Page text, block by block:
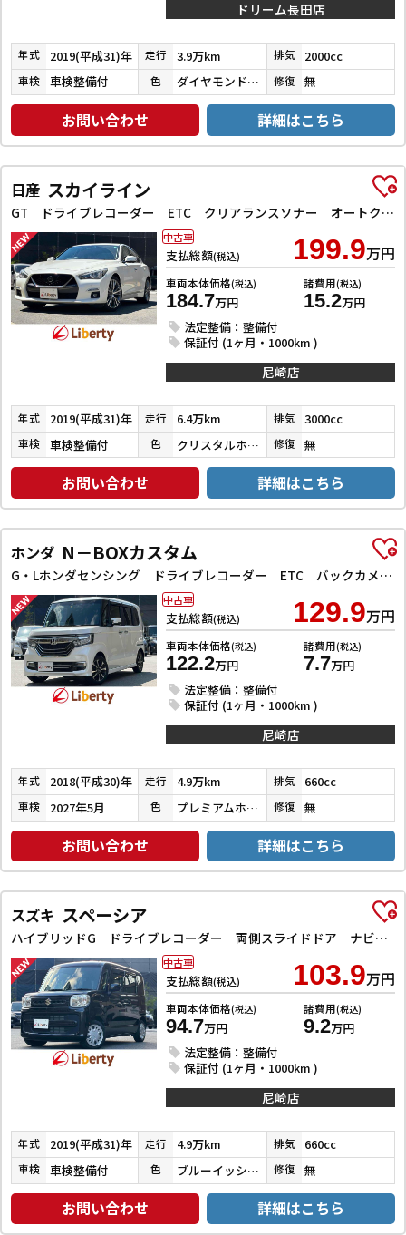
ドリーム長田店
年式 2019(平成31)年 走行 3.9万km 排気 2000cc
車検 車検整備付 色 ダイヤモンドブラックパール 修復 無
お問い合わせ 詳細はこちら
日産 スカイライン
GT ドライブレコーダー ETC クリアランスソナー オートクルーズコントロール 衝突被害軽減システム 全周囲カメラ ナビ TV アルミホイール オートライト LEDヘッドランプ サンルーフ AT
支払総額(税込) 199.9万円
車両本体価格(税込)
184.7万円
諸費用(税込)
15.2万円
法定整備：整備付
保証付 (1ヶ月・1000km )
中古車
尼崎店
年式 2019(平成31)年 走行 6.4万km 排気 3000cc
車検 車検整備付 色 クリスタルホワイトパール３コートパール 修復 無
お問い合わせ 詳細はこちら
ホンダ N－BOXカスタム
G・Lホンダセンシング ドライブレコーダー ETC バックカメラ 両側スライド・片側電動 ナビ TV クリアランスソナー オートクルーズコントロール レーンアシスト 衝突被害軽減システム オートライト スマートキー
支払総額(税込) 129.9万円
車両本体価格(税込)
122.2万円
諸費用(税込)
7.7万円
法定整備：整備付
保証付 (1ヶ月・1000km )
中古車
尼崎店
年式 2018(平成30)年 走行 4.9万km 排気 660cc
車検 2027年5月 色 プレミアムホワイトパールⅡ 修復 無
お問い合わせ 詳細はこちら
スズキ スペーシア
ハイブリッドG ドライブレコーダー 両側スライドドア ナビ TV オートライト スマートキー アイドリングストップ 電動格納ミラー ベンチシート CVT ABS ESC CD エアコン パワーウィンドウ
支払総額(税込) 103.9万円
車両本体価格(税込)
94.7万円
諸費用(税込)
9.2万円
法定整備：整備付
保証付 (1ヶ月・1000km )
中古車
尼崎店
年式 2019(平成31)年 走行 4.9万km 排気 660cc
車検 車検整備付 色 ブルーイッシュブラックパール３ 修復 無
お問い合わせ 詳細はこちら